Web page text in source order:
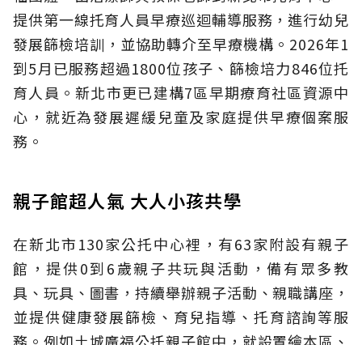
提供第一線托育人員早療巡迴輔導服務，進行幼兒
發展篩檢培訓，並協助轉介至早療機構。2026年1
到5月已服務超過1800位孩子、篩檢培力846位托
育人員。新北市更已建構7區早期療育社區資源中
心，就近為發展遲緩兒童及家庭提供早療個案服
務。
親子館超人氣 大人小孩共學
在新北市130家公托中心裡，有63家附設有親子
館，提供0到6歲親子共玩與活動，備有眾多教
具、玩具、圖書，持續舉辦親子活動、親職講座，
並提供健康發展篩檢、育兒指導、托育諮詢等服